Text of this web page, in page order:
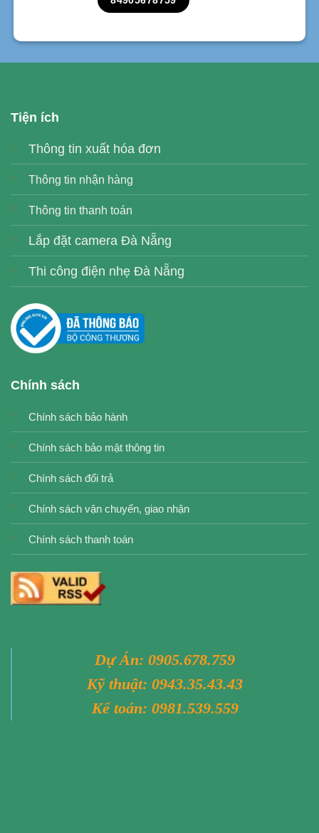
Tiện ích
Thông tin xuất hóa đơn
Thông tin nhận hàng
Thông tin thanh toán
Lắp đặt camera Đà Nẵng
Thi công điện nhẹ Đà Nẵng
Chính sách
Chính sách bảo hành
Chính sách bảo mật thông tin
Chính sách đổi trả
Chính sách vận chuyển, giao nhận
Chính sách thanh toán
Dự Án: 0905.678.759
Kỹ thuật: 0943.35.43.43
Kế toán: 0981.539.559